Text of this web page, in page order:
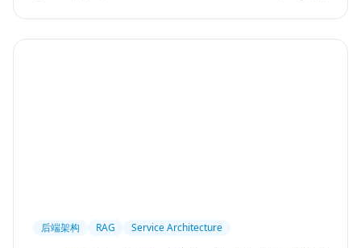
后端架构 RAG Service Architecture